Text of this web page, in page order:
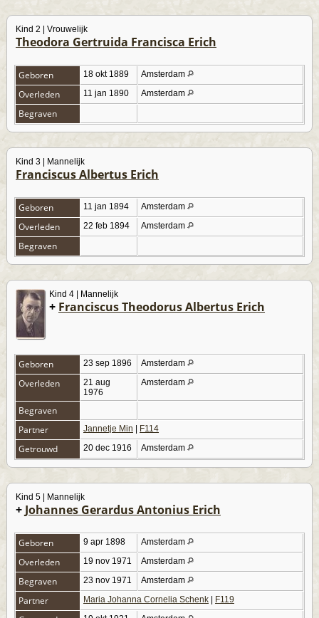
Kind 2 | Vrouwelijk
Theodora Gertruida Francisca Erich
Geboren 18 okt 1889 Amsterdam
Overleden 11 jan 1890 Amsterdam
Begraven
Kind 3 | Mannelijk
Franciscus Albertus Erich
Geboren 11 jan 1894 Amsterdam
Overleden 22 feb 1894 Amsterdam
Begraven
Kind 4 | Mannelijk
+ Franciscus Theodorus Albertus Erich
Geboren 23 sep 1896 Amsterdam
Overleden
21 aug
1976
Amsterdam
Begraven
Partner
Jannetje Min F114
Getrouwd 20 dec 1916 Amsterdam
Kind 5 | Mannelijk
+ Johannes Gerardus Antonius Erich
Geboren 9 apr 1898 Amsterdam
Overleden 19 nov 1971 Amsterdam
Begraven 23 nov 1971 Amsterdam
Partner Maria Johanna Cornelia Schenk F119